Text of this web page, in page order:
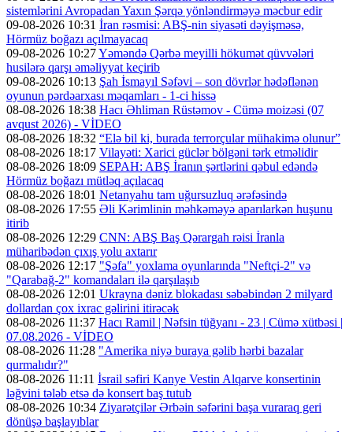
sistemlərini Avropadan Yaxın Şərqə yönləndirməyə məcbur edir
09-08-2026 10:31 İran rəsmisi: ABŞ-nin siyasəti dəyişməsə,
Hörmüz boğazı açılmayacaq
09-08-2026 10:27Yəməndə Qərbə meyilli hökumət qüvvələri
husilərə qarşı əməliyyat keçirib
09-08-2026 10:13 Şah İsmayıl Səfəvi – son dövrlər hədəflənən
oyunun pərdəarxası məqamları - 1-ci hissə
08-08-2026 18:38 Hacı Əhliman Rüstəmov - Cümə moizəsi (07
avqust 2026) - VİDEO
08-08-2026 18:32 “Elə bil ki, burada terrorçular mühakimə olunur”
08-08-2026 18:17 Vilayəti: Xarici güclər bölgəni tərk etməlidir
08-08-2026 18:09 SEPAH: ABŞ İranın şərtlərini qəbul edəndə
Hörmüz boğazı mütləq açılacaq
08-08-2026 18:01 Netanyahu tam uğursuzluq ərəfəsində
08-08-2026 17:55 Əli Kərimlinin məhkəməyə aparılarkən huşunu
itirib
08-08-2026 12:29 CNN: ABŞ Baş Qərargah rəisi İranla
müharibədən çıxış yolu axtarır
08-08-2026 12:17 "Şəfa" yoxlama oyunlarında "Neftçi-2" və
"Qarabağ-2" komandaları ilə qarşılaşıb
08-08-2026 12:01 Ukrayna dəniz blokadası səbəbindən 2 milyard
dollardan çox ixrac gəlirini itirəcək
08-08-2026 11:37 Hacı Ramil | Nəfsin tüğyanı - 23 | Cümə xütbəsi |
07.08.2026 - VİDEO
08-08-2026 11:28 "Amerika niyə buraya gəlib hərbi bazalar
qurmalıdır?"
08-08-2026 11:11 İsrail səfiri Kanye Vestin Alqarve konsertinin
ləğvini tələb etsə də konsert baş tutub
08-08-2026 10:34 Ziyarətçilər Ərbəin səfərini başa vuraraq geri
dönüşə başlayıblar